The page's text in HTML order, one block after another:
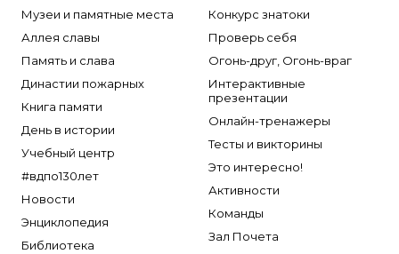
Музеи и памятные места
Аллея славы
Память и слава
Династии пожарных
Книга памяти
День в истории
Учебный центр
#вдпо130лет
Новости
Энциклопедия
Библиотека
Конкурс знатоки
Проверь себя
Огонь-друг, Огонь-враг
Интерактивные
презентации
Онлайн-тренажеры
Тесты и викторины
Это интересно!
Активности
Команды
Зал Почета